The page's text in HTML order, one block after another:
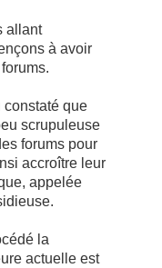
allant
à avoir
constaté que
scrupuleuse
forums pour
accroître leur
appelée
la
actuelle est